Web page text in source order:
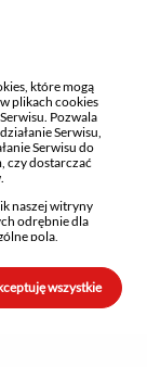
lub kredytu
które mogą
plikach cookies
Pozwala
Serwisu,
Serwisu do
czy dostarczać
naszej witryny
odrębnie dla
pola,
czy
następnie
wszystkie